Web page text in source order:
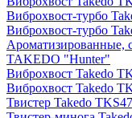
Виброхвост-турбо
Виброхвост-турбо
Ароматизированные,
TAKEDO "Hunter"
Виброхвост Takedo
Виброхвост Takedo
Твистер Takedo